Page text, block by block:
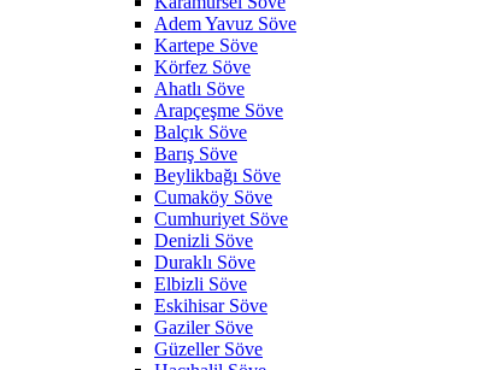
Adem Yavuz Söve
Kartepe Söve
Körfez Söve
Ahatlı Söve
Arapçeşme Söve
Balçık Söve
Barış Söve
Beylikbağı Söve
Cumaköy Söve
Cumhuriyet Söve
Denizli Söve
Duraklı Söve
Elbizli Söve
Eskihisar Söve
Gaziler Söve
Güzeller Söve